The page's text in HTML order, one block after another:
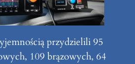
przydzielili 95
109 brązowych, 64